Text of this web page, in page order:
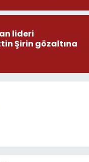
lideri
Şirin gözaltına